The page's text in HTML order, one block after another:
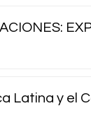
Latina y el